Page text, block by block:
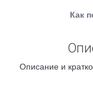
Как
Описание и